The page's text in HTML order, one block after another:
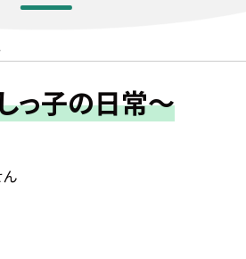
っ子の日常～